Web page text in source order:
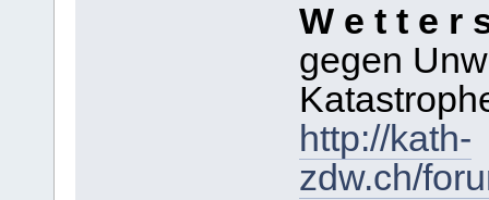
W e t t e r
gegen
http://kath-
zdw.ch/